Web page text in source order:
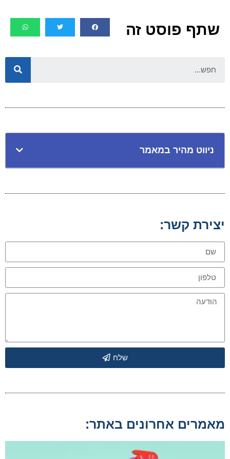
שתף פוסט זה
ניווט מהיר במאמר
יצירת קשר:
שלח
מאמרים אחרונים באתר: